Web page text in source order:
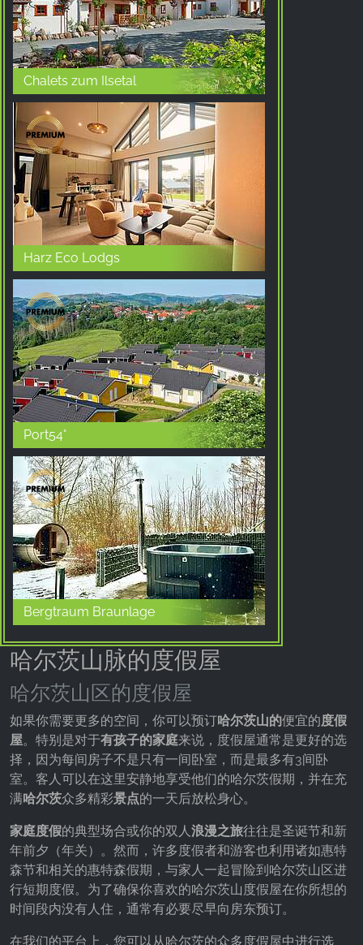
Chalets zum Ilsetal
Harz Eco Lodgs
Port54°
Bergtraum Braunlage
哈尔茨山脉的度假屋
哈尔茨山区的度假屋
如果你需要更多的空间，你可以预订哈尔茨山的便宜的度假
屋。特别是对于有孩子的家庭来说，度假屋通常是更好的选
择，因为每间房子不是只有一间卧室，而是最多有3间卧
室。客人可以在这里安静地享受他们的哈尔茨假期，并在充
满哈尔茨众多精彩景点的一天后放松身心。
家庭度假的典型场合或你的双人浪漫之旅往往是圣诞节和新
年前夕（年关）。然而，许多度假者和游客也利用诸如惠特
森节和相关的惠特森假期，与家人一起冒险到哈尔茨山区进
行短期度假。为了确保你喜欢的哈尔茨山度假屋在你所想的
时间段内没有人住，通常有必要尽早向房东预订。
在我们的平台上，您可以从哈尔茨的众多度假屋中进行选